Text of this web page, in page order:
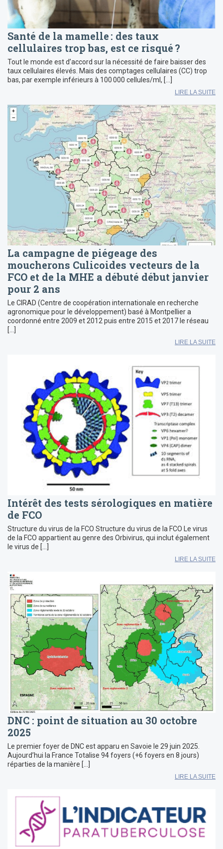
Santé de la mamelle : des taux
cellulaires trop bas, est ce risqué ?
Tout le monde est d’accord sur la nécessité de faire baisser des
taux cellulaires élevés. Mais des comptages cellulaires (CC) trop
bas, par exemple inférieurs à 100 000 cellules/ml, […]
LIRE LA SUITE
La campagne de piégeage des
moucherons Culicoides vecteurs de la
FCO et de la MHE a débuté début janvier
pour 2 ans
Le CIRAD (Centre de coopération internationale en recherche
agronomique pour le développement) basé à Montpellier a
coordonné entre 2009 et 2012 puis entre 2015 et 2017 le réseau
[…]
LIRE LA SUITE
Intérêt des tests sérologiques en matière
de FCO
Structure du virus de la FCO Structure du virus de la FCO Le virus
de la FCO appartient au genre des Orbivirus, qui inclut également
le virus de […]
LIRE LA SUITE
DNC : point de situation au 30 octobre
2025
Le premier foyer de DNC est apparu en Savoie le 29 juin 2025.
Aujourd’hui la France Totalise 94 foyers (+6 foyers en 8 jours)
réparties de la manière […]
LIRE LA SUITE